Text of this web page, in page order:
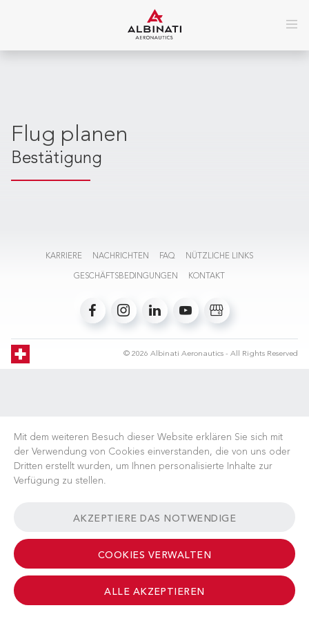
Flug planen
Bestätigung
KARRIERE NACHRICHTEN FAQ NÜTZLICHE LINKS
GESCHÄFTSBEDINGUNGEN KONTAKT
© 2026 Albinati Aeronautics - All Rights Reserved
Mit dem weiteren Besuch dieser Website erklären Sie sich mit
der Verwendung von Cookies einverstanden, die von uns oder
Dritten erstellt wurden, um Ihnen personalisierte Inhalte zur
Verfügung zu stellen.
AKZEPTIERE DAS NOTWENDIGE
COOKIES VERWALTEN
ALLE AKZEPTIEREN